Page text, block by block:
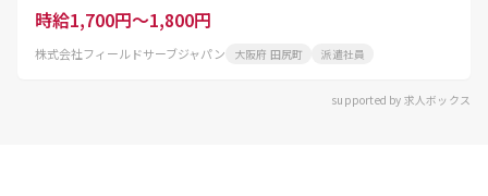
時給1,700円～1,800円
株式会社フィールドサーブジャパン 大阪府 田尻町 派遣社員
supported by 求人ボックス